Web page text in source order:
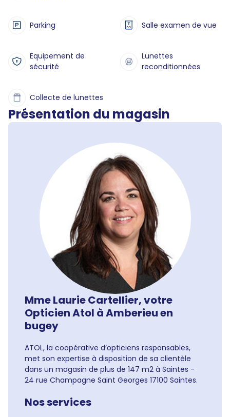
Parking Salle examen de vue
Equipement de
sécurité
Lunettes
reconditionnées
Collecte de lunettes
Présentation du magasin
Mme Laurie Cartellier, votre
Opticien Atol à Amberieu en
bugey
ATOL, la coopérative d’opticiens responsables,
met son expertise à disposition de sa clientèle
dans un magasin de plus de 147 m2 à Saintes -
24 rue Champagne Saint Georges 17100 Saintes.
Nos services